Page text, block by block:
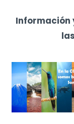
Información